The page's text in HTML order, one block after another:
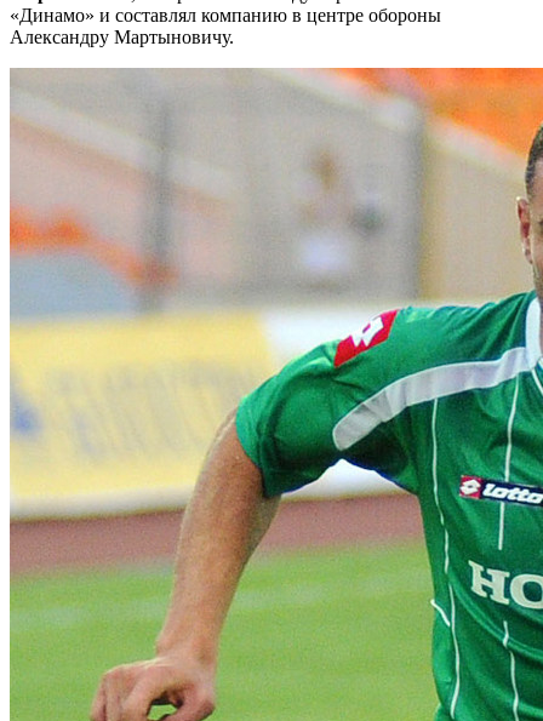
«Динамо» и составлял компанию в центре обороны
Александру Мартыновичу.